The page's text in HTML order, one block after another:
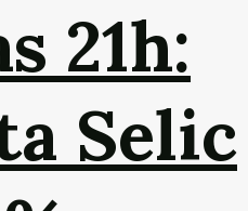
21h:
Selic